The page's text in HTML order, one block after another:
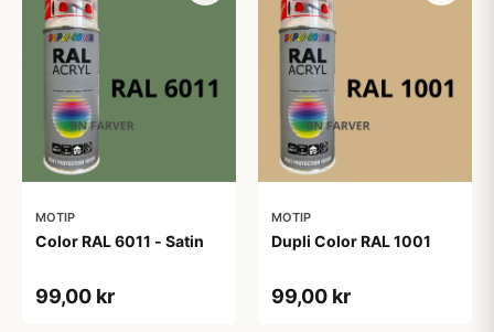
MOTIP
Color RAL 6011 - Satin
99,00 kr
MOTIP
Dupli Color RAL 1001
99,00 kr